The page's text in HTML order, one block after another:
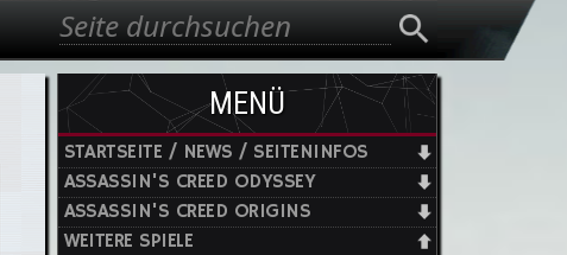
Suchformular
Suche
MENÜ
STARTSEITE / NEWS / SEITENINFOS
ASSASSIN'S CREED ODYSSEY
ASSASSIN'S CREED ORIGINS
WEITERE SPIELE